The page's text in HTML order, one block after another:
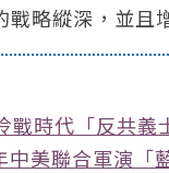
略縱深，並且
戰時代「反共義
美聯合軍演「